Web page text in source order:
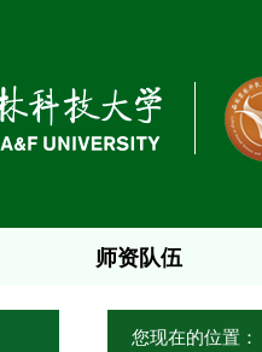
师资队伍
您现在的位置：